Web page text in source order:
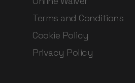
Terms and Conditions
Cookie Policy
Privacy Policy